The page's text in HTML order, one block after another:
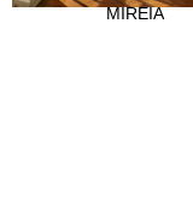
MIREIA